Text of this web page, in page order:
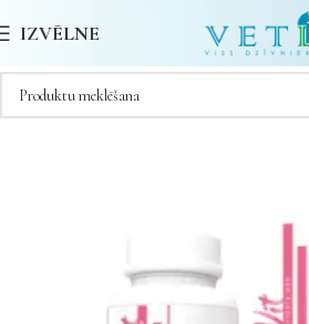
IZVĒLNE